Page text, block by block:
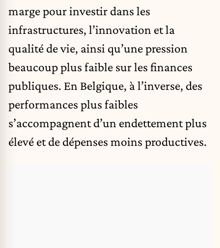
marge pour investir dans les
infrastructures, l’innovation et la
qualité de vie, ainsi qu’une pression
beaucoup plus faible sur les finances
publiques. En Belgique, à l’inverse, des
performances plus faibles
s’accompagnent d’un endettement plus
élevé et de dépenses moins productives.